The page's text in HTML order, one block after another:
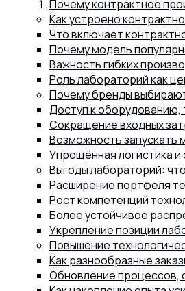
Капсул
Коллагена
Протеина
Спортивного
Каталог
Почему контрактное
Как устроено
Что включает
Почему модель
Важность гибких
Роль лабораторий как
Почему бренды
Доступ к оборудованию,
Сокращение входных
Возможность запускать
Упрощённая логистика
Выгоды лабораторий:
Расширение портфеля
Рост компетенций
Более устойчивое
Укрепление позиции
Повышение
Как разнообразные
Обновление процессов,